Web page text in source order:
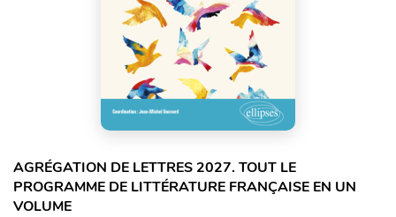
AGRÉGATION DE LETTRES 2027. TOUT LE
PROGRAMME DE LITTÉRATURE FRANÇAISE EN UN
VOLUME